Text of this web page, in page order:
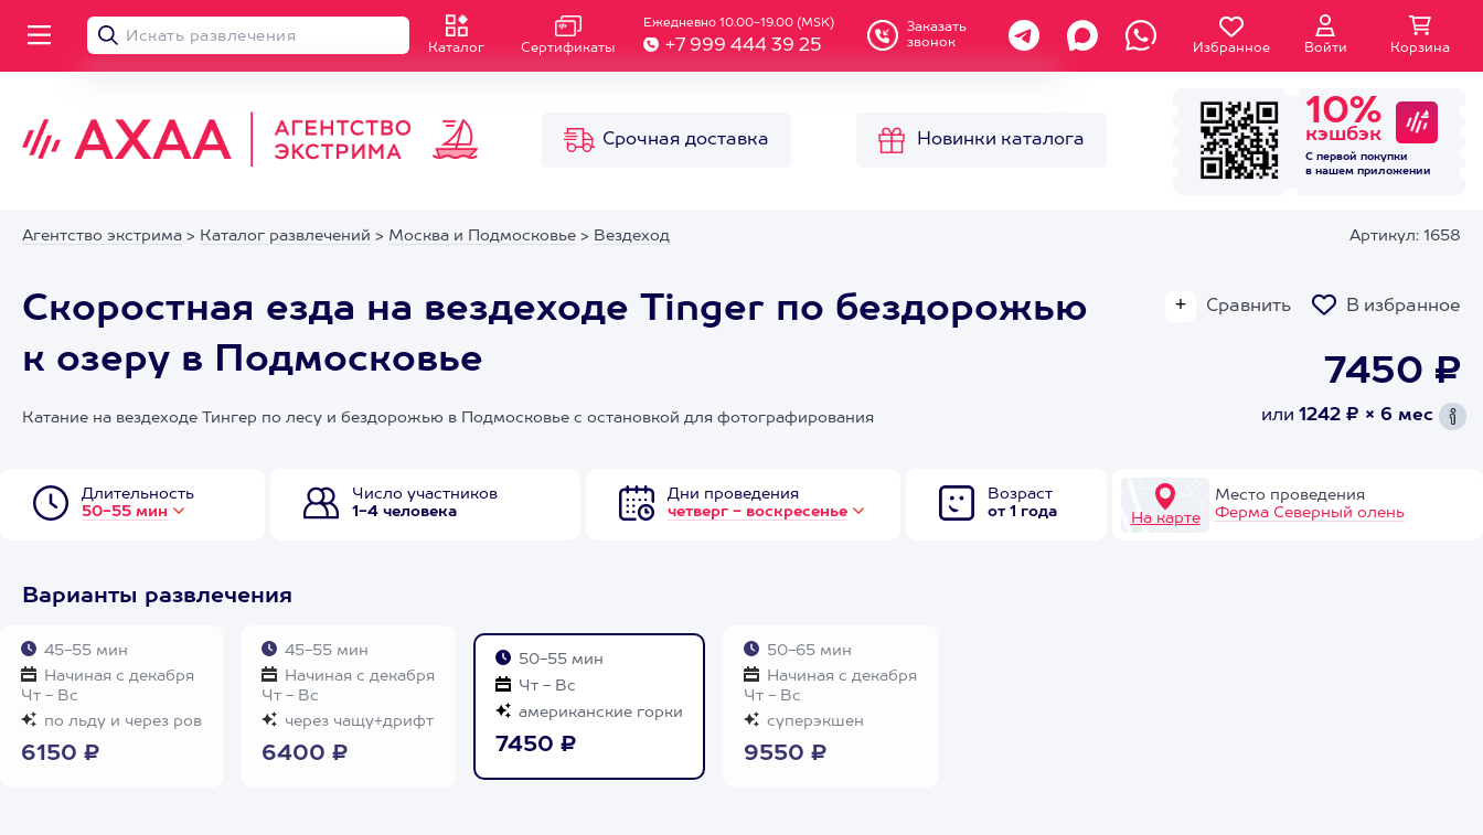
Каталог Сертификаты
Ежедневно 10.00-19.00 (MSK)
+7 999 444 39 25
Заказать
звонок
Избранное Войти Корзина
Срочная доставка Новинки каталога
10%
кэшбэк
С первой покупки
в нашем приложении
Агентство экстрима > Каталог развлечений > Москва и Подмосковье > Вездеход Артикул: 1658
Скоростная езда на вездеходе Tinger по бездорожью
к озеру в Подмосковье
Сравнить В избранное
7450 ₽
или 1242 ₽ × 6 мес
Катание на вездеходе Тингер по лесу и бездорожью в Подмосковье с остановкой для фотографирования
Длительность
50-55 мин
Число участников
1-4 человека
Дни проведения
четверг - воскресенье
Возраст
от 1 года
На карте
Место проведения
Ферма Северный олень
Варианты развлечения
45-55 мин
Начиная с декабря
Чт - Вс
по льду и через ров
6150 ₽
45-55 мин
Начиная с декабря
Чт - Вс
через чащу+дрифт
6400 ₽
50-55 мин
Чт - Вс
американские горки
7450 ₽
50-65 мин
Начиная с декабря
Чт - Вс
суперэкшен
9550 ₽